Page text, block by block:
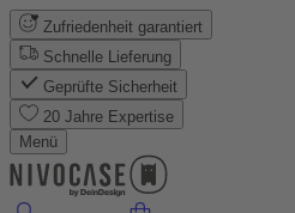
Zufriedenheit garantiert
Schnelle Lieferung
Geprüfte Sicherheit
20 Jahre Expertise
Menü